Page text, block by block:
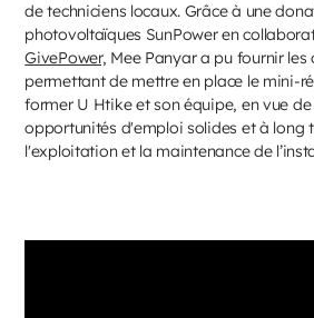
de techniciens locaux. Grâce à une
photovoltaïques SunPower en
GivePower, Mee Panyar a pu fournir les
permettant de mettre en place le mini-
former U Htike et son équipe, en vue
opportunités d'emploi solides et à long
l'exploitation et la maintenance de